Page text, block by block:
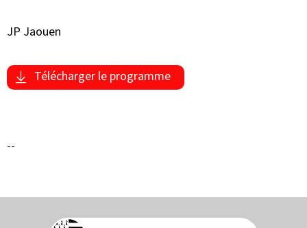
JP Jaouen
Télécharger le programme
--